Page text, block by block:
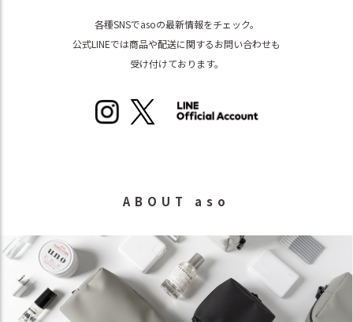
各種SNSでasoの最新情報をチェック。
公式LINEでは商品や配送に関するお問い合わせも
受け付けております。
ABOUT aso